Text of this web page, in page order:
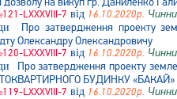
LXXXVIII-7 від 16.10.2020р.
Про затвердження проекту
Олександру Олександровичу
LXXXVIII-7 від 16.10.2020р.
Про затвердження проекту
БУДИНКУ «БАКАЙ»
LXXXVIII-7 від 16.10.2020р.